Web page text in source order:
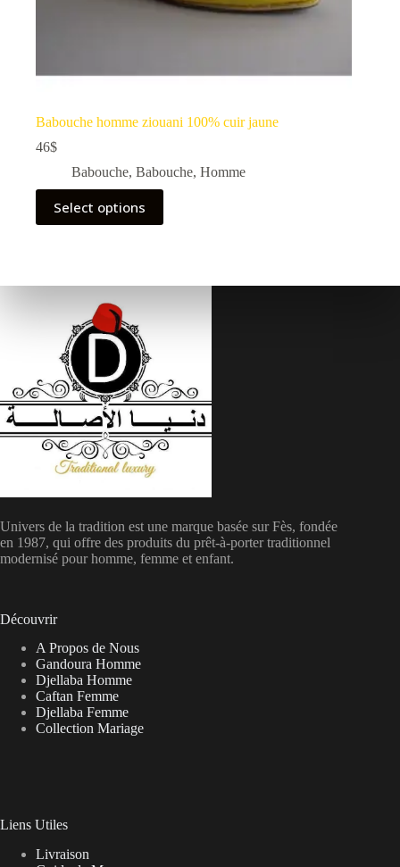
Babouche homme ziouani 100% cuir jaune
46$
Babouche, Babouche, Homme
Select options
Univers de la tradition est une marque basée sur Fès, fondée
en 1987, qui offre des produits du prêt-à-porter traditionnel
modernisé pour homme, femme et enfant.
Découvrir
A Propos de Nous
Gandoura Homme
Djellaba Homme
Caftan Femme
Djellaba Femme
Collection Mariage
Liens Utiles
Livraison